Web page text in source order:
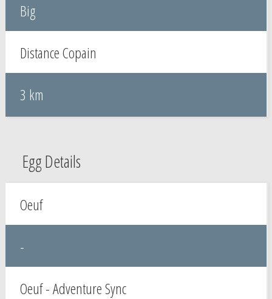
Big
Distance Copain
3 km
Egg Details
Oeuf
-
Oeuf - Adventure Sync